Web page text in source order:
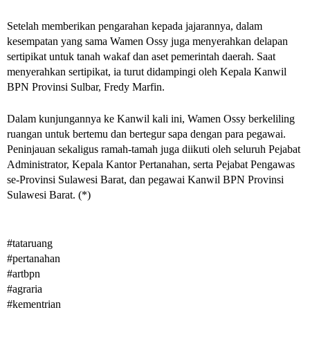
Setelah memberikan pengarahan kepada jajarannya, dalam
kesempatan yang sama Wamen Ossy juga menyerahkan delapan
sertipikat untuk tanah wakaf dan aset pemerintah daerah. Saat
menyerahkan sertipikat, ia turut didampingi oleh Kepala Kanwil
BPN Provinsi Sulbar, Fredy Marfin.
Dalam kunjungannya ke Kanwil kali ini, Wamen Ossy berkeliling
ruangan untuk bertemu dan bertegur sapa dengan para pegawai.
Peninjauan sekaligus ramah-tamah juga diikuti oleh seluruh Pejabat
Administrator, Kepala Kantor Pertanahan, serta Pejabat Pengawas
se-Provinsi Sulawesi Barat, dan pegawai Kanwil BPN Provinsi
Sulawesi Barat. (*)
#tataruang
#pertanahan
#artbpn
#agraria
#kementrian